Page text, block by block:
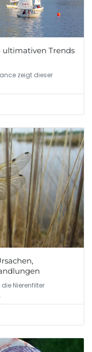
ultimativen Trends
zeigt dieser
Nierenfilter